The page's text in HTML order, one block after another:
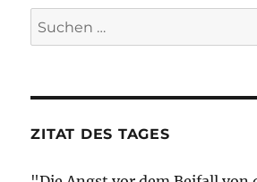
Suche
nach:
ZITAT DES TAGES